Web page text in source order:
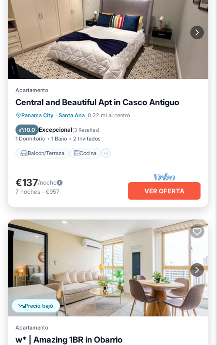
Apartamento
Central and Beautiful Apt in Casco Antiguo
Panama City · Santa Ana 0.22 mi al centro
10.0 Excepcional(3 Reseñas)
1 Dormitorio 1 Baño 2 Invitados
Balcón/Terraza Cocina
Balcón/Terraza
Cocina
Aire acondicionado
€137/noche
7 noches - €957 VER OFERTA
Precio bajó
Apartamento
w* | Amazing 1BR in Obarrio